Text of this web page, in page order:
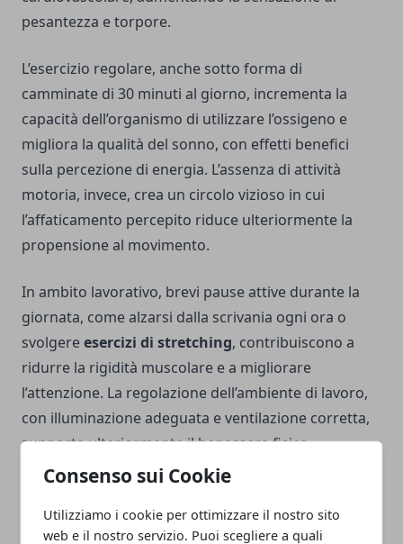
Consenso sui Cookie
Utilizziamo i cookie per ottimizzare il nostro sito
web e il nostro servizio. Puoi scegliere a quali
pesantezza e torpore.
L’esercizio regolare, anche sotto forma di
camminate di 30 minuti al giorno, incrementa la
capacità dell’organismo di utilizzare l’ossigeno e
migliora la qualità del sonno, con effetti benefici
sulla percezione di energia. L’assenza di attività
motoria, invece, crea un circolo vizioso in cui
l’affaticamento percepito riduce ulteriormente la
propensione al movimento.
In ambito lavorativo, brevi pause attive durante la
giornata, come alzarsi dalla scrivania ogni ora o
svolgereesercizi di stretching, contribuiscono a
ridurre la rigidità muscolare e a migliorare
l’attenzione. La regolazione dell’ambiente di lavoro,
con illuminazione adeguata e ventilazione corretta,
supporta ulteriormente il benessere fisico.
approfondimenti medici